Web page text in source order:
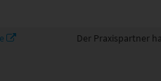
Der Praxispartner